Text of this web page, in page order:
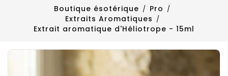
Boutique ésotérique
Pro
Extraits Aromatiques
Extrait aromatique d'Héliotrope - 15ml